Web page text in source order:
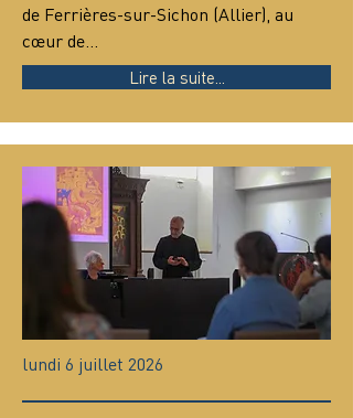
de Ferrières-sur-Sichon (Allier), au
cœur de…
Lire la suite...
lundi 6 juillet 2026